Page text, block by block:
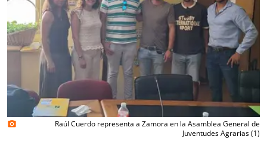
photo_camera
Raúl Cuerdo representa a Zamora en la Asamblea General de
Juventudes Agrarias (1)